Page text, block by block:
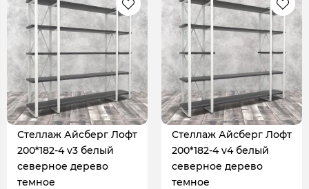
Стеллаж Айсберг Лофт
200*182-4 v3 белый
северное дерево
темное
Стеллаж Айсберг Лофт
200*182-4 v4 белый
северное дерево
темное